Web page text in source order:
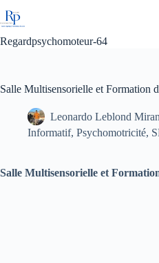
au
contenu
Regardpsychomoteur-64
Salle Multisensorielle et Formation
Leonardo Leblond
Informatif, Psychomotricité,
Salle Multisensorielle et